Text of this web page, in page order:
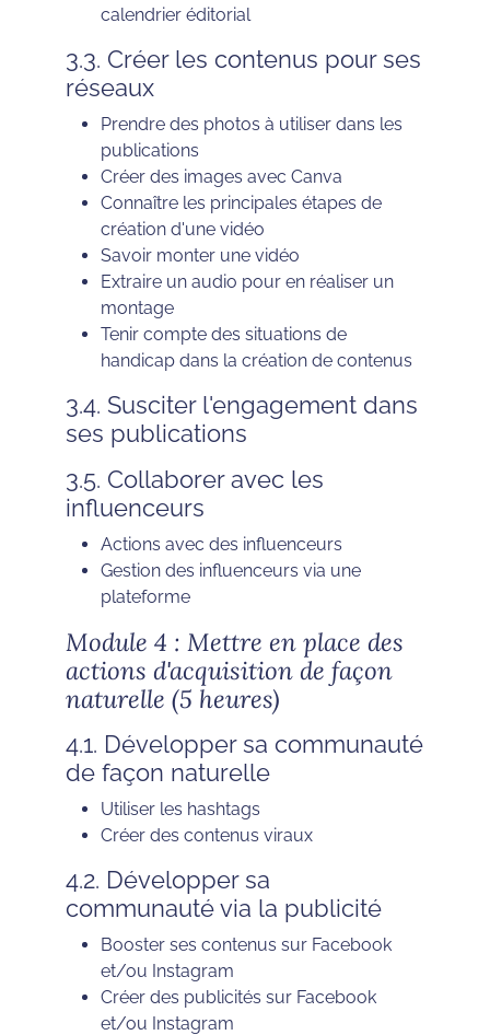
calendrier éditorial
3.3. Créer les contenus pour ses
réseaux
Prendre des photos à utiliser dans les
publications
Créer des images avec Canva
Connaître les principales étapes de
création d'une vidéo
Savoir monter une vidéo
Extraire un audio pour en réaliser un
montage
Tenir compte des situations de
handicap dans la création de contenus
3.4. Susciter l'engagement dans
ses publications
3.5. Collaborer avec les
influenceurs
Actions avec des influenceurs
Gestion des influenceurs via une
plateforme
Module 4 : Mettre en place des
actions d'acquisition de façon
naturelle (5 heures)
4.1. Développer sa communauté
de façon naturelle
Utiliser les hashtags
Créer des contenus viraux
4.2. Développer sa
communauté via la publicité
Booster ses contenus sur Facebook
et/ou Instagram
Créer des publicités sur Facebook
et/ou Instagram